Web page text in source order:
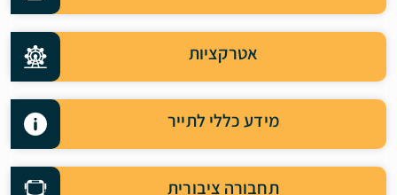
אטרקציות
מידע כללי לתייר
תחבורה ציבורית